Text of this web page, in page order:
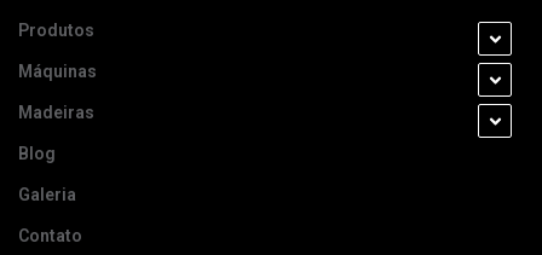
Produtos
Máquinas
Madeiras
Blog
Galeria
Contato